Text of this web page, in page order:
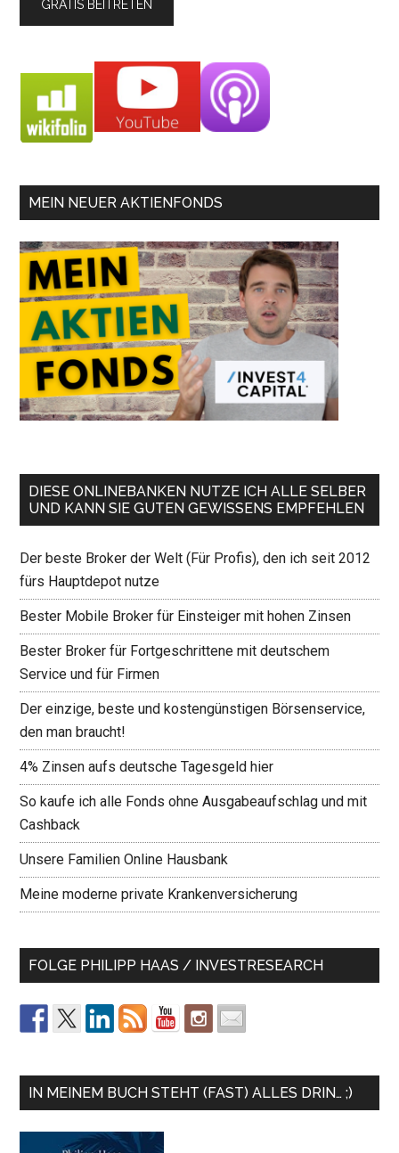
MEIN NEUER AKTIENFONDS
DIESE ONLINEBANKEN NUTZE ICH ALLE SELBER
UND KANN SIE GUTEN GEWISSENS EMPFEHLEN
Der beste Broker der Welt (Für Profis), den ich seit 2012
fürs Hauptdepot nutze
Bester Mobile Broker für Einsteiger mit hohen Zinsen
Bester Broker für Fortgeschrittene mit deutschem
Service und für Firmen
Der einzige, beste und kostengünstigen Börsenservice,
den man braucht!
4% Zinsen aufs deutsche Tagesgeld hier
So kaufe ich alle Fonds ohne Ausgabeaufschlag und mit
Cashback
Unsere Familien Online Hausbank
Meine moderne private Krankenversicherung
FOLGE PHILIPP HAAS / INVESTRESEARCH
IN MEINEM BUCH STEHT (FAST) ALLES DRIN… ;)